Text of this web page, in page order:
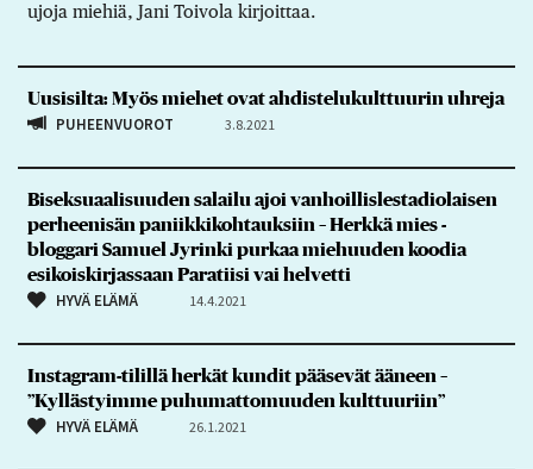
ujoja miehiä, Jani Toivola kirjoittaa.
Uusisilta: Myös miehet ovat ahdistelukulttuurin uhreja
PUHEENVUOROT 3.8.2021
Biseksuaalisuuden salailu ajoi vanhoillislestadiolaisen
perheenisän paniikkikohtauksiin – Herkkä mies -
bloggari Samuel Jyrinki purkaa miehuuden koodia
esikoiskirjassaan Paratiisi vai helvetti
HYVÄ ELÄMÄ 14.4.2021
Instagram-tilillä herkät kundit pääsevät ääneen –
”Kyllästyimme puhumattomuuden kulttuuriin”
HYVÄ ELÄMÄ 26.1.2021